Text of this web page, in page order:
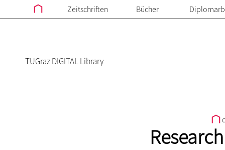
Zeitschriften Bücher
TUGraz DIGITAL Library